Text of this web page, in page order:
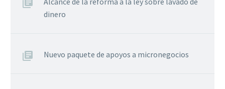
dinero
Nuevo paquete de apoyos a micronegocios